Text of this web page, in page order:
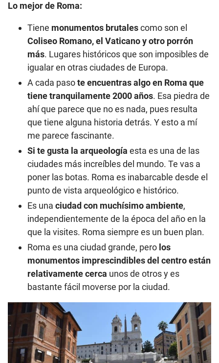
Lo mejor de Roma:
Tiene monumentos brutalescomo son el
Coliseo Romano, el Vaticano y otro porrón
más. Lugares históricos que son imposibles de
igualar en otras ciudades de Europa.
A cada pasote encuentras algo en Roma que
tiene tranquilamente 2000 años. Esa piedra de
ahí que parece que no es nada, pues resulta
que tiene alguna historia detrás. Y esto a mí
me parece fascinante.
Si te gusta la arqueología esta es una de las
ciudades más increíbles del mundo. Te vas a
poner las botas. Roma es inabarcable desde el
punto de vista arqueológico e histórico.
Es una ciudad con muchísimo ambiente,
independientemente de la época del año en la
que la visites. Roma siempre es un buen plan.
Roma es una ciudad grande, pero los
monumentos imprescindibles del centro están
relativamente cerca unos de otros y es
bastante fácil moverse por la ciudad.